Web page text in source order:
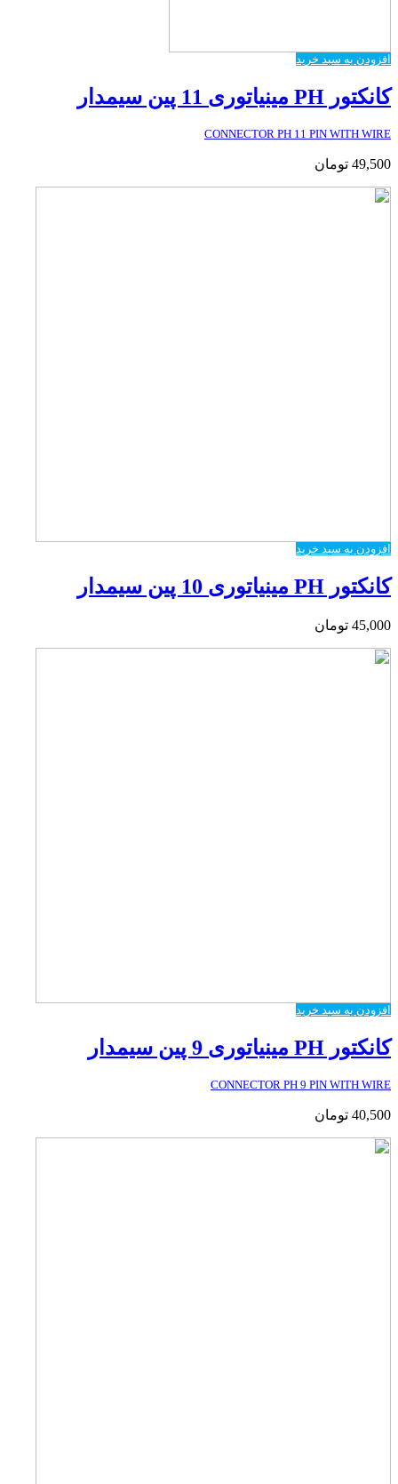
افزودن به سبد خرید
کانکتور PH مینیاتوری 11 پین سیمدار
CONNECTOR PH 11 PIN WITH WIRE
49,500 تومان
افزودن به سبد خرید
کانکتور PH مینیاتوری 10 پین سیمدار
45,000 تومان
افزودن به سبد خرید
کانکتور PH مینیاتوری 9 پین سیمدار
CONNECTOR PH 9 PIN WITH WIRE
40,500 تومان